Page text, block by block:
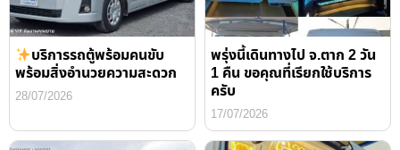
บริการรถตู้พร้อมคนขับ
พร้อมสิ่งอำนวยความสะดวก
28/07/2026
พรุ่งนี้เดินทางไป จ.ตาก 2 วัน
1 คืน ขอคุณที่เรียกใช้บริการ
ครับ
17/07/2026